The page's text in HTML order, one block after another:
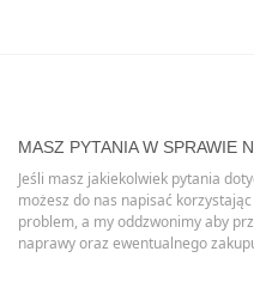
MASZ PYTANIA W SPRAWIE
Jeśli masz jakiekolwiek pytania
możesz do nas napisać korzystając
problem, a my oddzwonimy aby
naprawy oraz ewentualnego